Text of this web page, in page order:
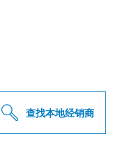
查找本地经销商